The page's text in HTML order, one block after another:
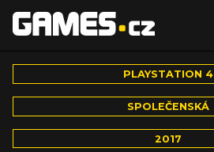
PLAYSTATION 4
SPOLEČENSKÁ
2017